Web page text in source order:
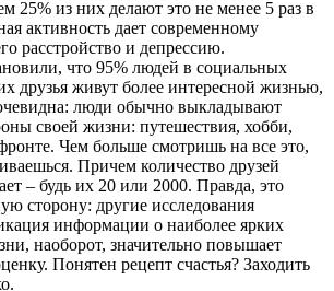
25% из них делают это не менее 5 раз в
активность дает современному
расстройство и депрессию.
что 95% людей в социальных
друзья живут более интересной жизнью,
люди обычно выкладывают
своей жизни: путешествия, хобби,
Чем больше смотришь на все это,
Причем количество друзей
– будь их 20 или 2000. Правда, это
сторону: другие исследования
информации о наиболее ярких
наоборот, значительно повышает
Понятен рецепт счастья? Заходить